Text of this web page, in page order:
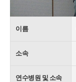
이름
소속
연수병원 및 소속